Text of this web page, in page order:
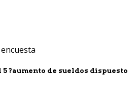
5 ?aumento de sueldos dispuesto